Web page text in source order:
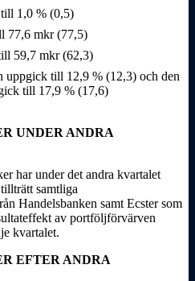
1,0 % (0,5)
77,6 mkr (77,5)
59,7 mkr (62,3)
uppgick till 12,9 % (12,3) och den
till 17,9 % (17,6)
UNDER ANDRA
har under det andra kvartalet
samtliga
Handelsbanken samt Ecster som
av portföljförvärven
kvartalet.
EFTER ANDRA